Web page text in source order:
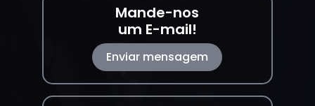
Mande-nos
um E-mail!
Enviar mensagem